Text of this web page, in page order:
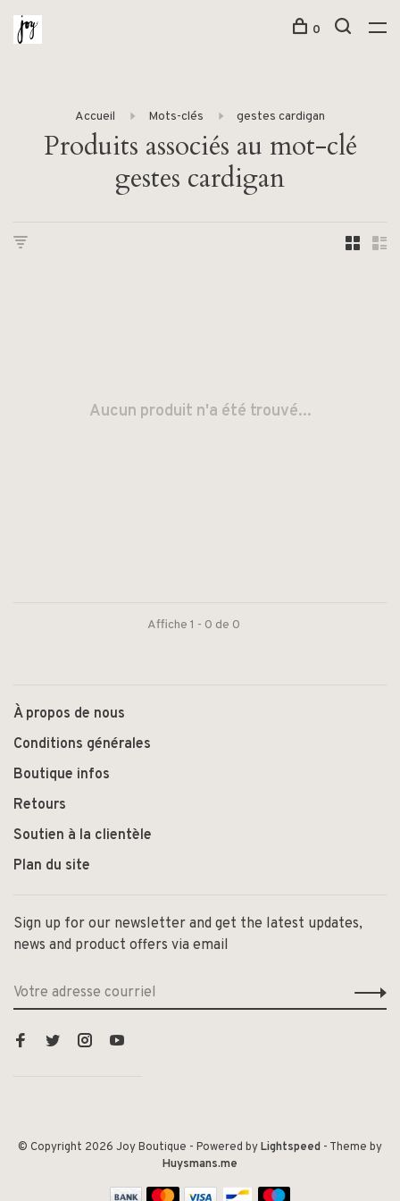
0
Accueil Mots-clés gestes cardigan
Produits associés au mot-clé
gestes cardigan
Aucun produit n'a été trouvé...
Affiche 1 - 0 de 0
À propos de nous
Conditions générales
Boutique infos
Retours
Soutien à la clientèle
Plan du site
Sign up for our newsletter and get the latest updates,
news and product offers via email
© Copyright 2026 Joy Boutique - Powered byLightspeed - Theme by
Huysmans.me